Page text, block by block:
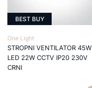
BEST BUY
One Light
STROPNI VENTILATOR 45W
LED 22W CCTV IP20 230V
CRNI